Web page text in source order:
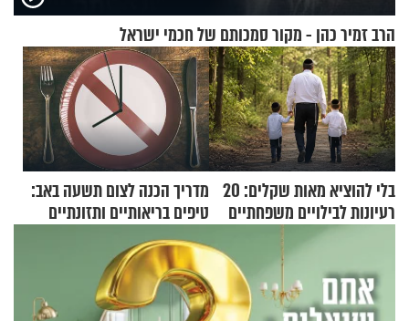
הרב זמיר כהן - מקור סמכותם של חכמי ישראל
בלי להוציא מאות שקלים: 20
רעיונות לבילויים משפחתיים
כמעט בחינם
מדריך הכנה לצום תשעה באב:
טיפים בריאותיים ותזונתיים
לשמירה על הגוף